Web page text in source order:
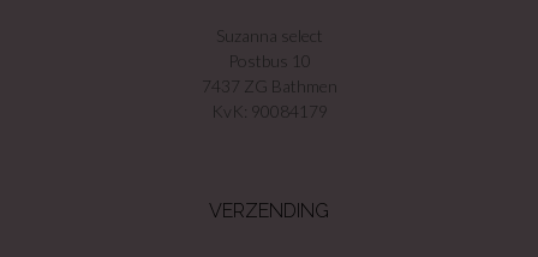
Suzanna select
Postbus 10
7437 ZG Bathmen
KvK: 90084179
VERZENDING